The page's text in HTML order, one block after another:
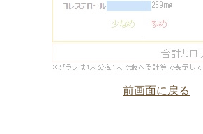
前画面に戻る